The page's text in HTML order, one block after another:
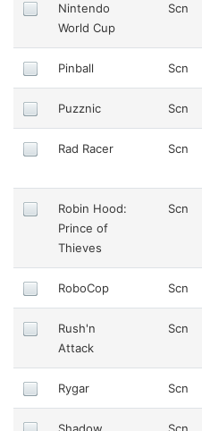
Nintendo
World Cup
Scn
Pinball Scn
Puzznic Scn
Rad Racer Scn
Robin Hood:
Prince of
Thieves
Scn
RoboCop Scn
Rush'n
Attack
Scn
Rygar Scn